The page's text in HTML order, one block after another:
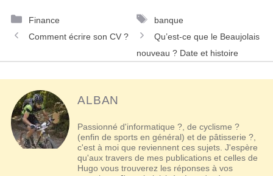
Catégories
Finance Étiquettes
banque
Navigation
Comment écrire son CV ?
Qu’est-ce que le Beaujolais
nouveau ? Date et histoire
ALBAN
Passionné d'informatique ?, de cyclisme ?
(enfin de sports en général) et de pâtisserie ?,
c'est à moi que reviennent ces sujets. J'espère
qu'aux travers de mes publications et celles de
Hugo vous trouverez les réponses à vos